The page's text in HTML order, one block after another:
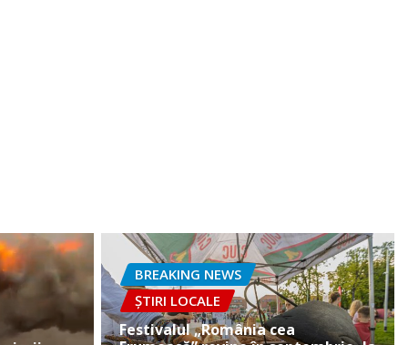
BREAKING NEWS
ȘTIRI LOCALE
Festivalul „România cea